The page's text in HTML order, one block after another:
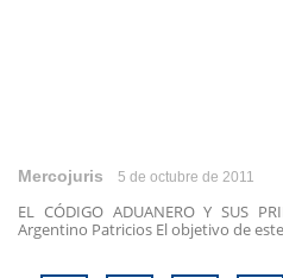
Mercojuris 5 de octubre de 2011
EL CÓDIGO ADUANERO Y SUS
Argentino Patricios El objetivo de